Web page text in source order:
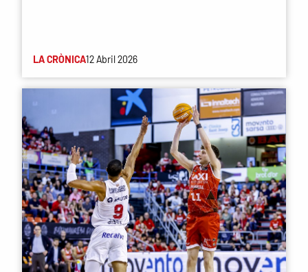
LA CRÒNICA12 Abril 2026